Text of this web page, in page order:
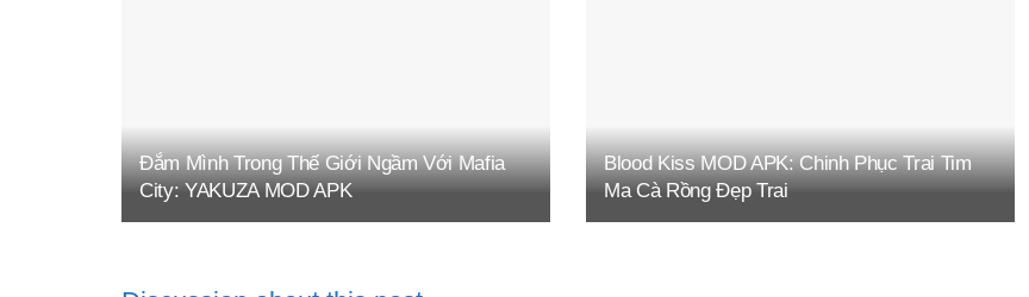
Đắm Mình Trong Thế Giới Ngầm Với Mafia
City: YAKUZA MOD APK
Blood Kiss MOD APK: Chinh Phục Trai Tim
Ma Cà Rồng Đẹp Trai